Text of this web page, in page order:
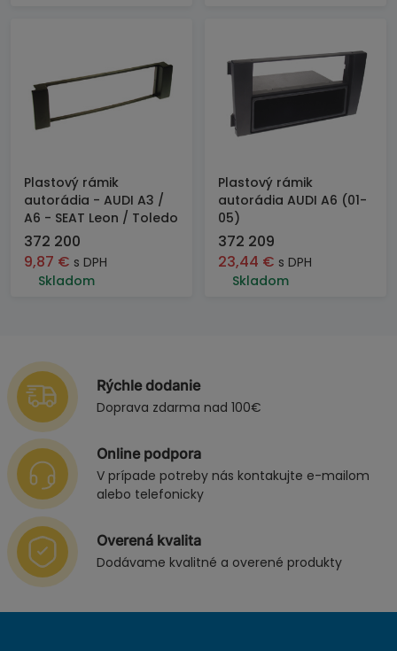
Plastový rámik
autorádia - AUDI A3 /
A6 - SEAT Leon / Toledo
372 200
9,87 € s DPH
Skladom
Plastový rámik
autorádia AUDI A6 (01-
05)
372 209
23,44 € s DPH
Skladom
Rýchle dodanie
Doprava zdarma nad 100€
Online podpora
V prípade potreby nás kontakujte e-mailom
alebo telefonicky
Overená kvalita
Dodávame kvalitné a overené produkty